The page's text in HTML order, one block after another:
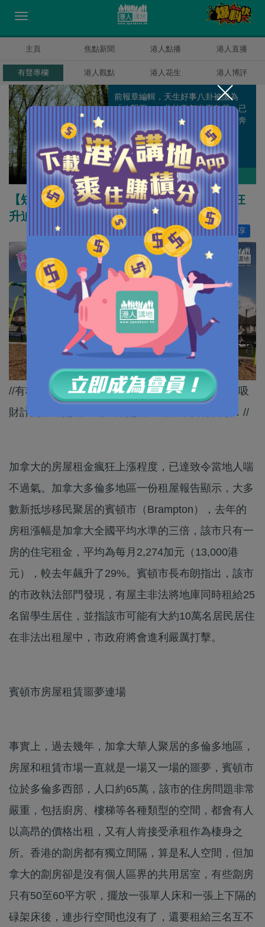
主頁 焦點新聞 港人點播 港人直播
有聲專欄 港人觀點 港人花生 港人博評
盧展常
前報章編輯，天生好事八卦被譏為
「八賢王」，曾於帝都遊學數載，已
過而立之年仍一事無成，每日為口奔
馳但仍渴望能走到天涯海角。
作者其他博評
【短片】【有聲專欄】盧展常：加拿大房租狂
升迫住劏房 移居港人嘆陷苦海
分享
讚好 2
//有移居加拿大港人發現，「救生艇方案」其實是吸
財計劃。還是這一句：路是自己選，不要再回頭！//
加拿大的房屋租金瘋狂上漲程度，已達致令當地人喘
不過氣。加拿大多倫多地區一份租屋報告顯示，大多
數新抵埗移民聚居的賓頓市（Brampton），去年的
房租漲幅是加拿大全國平均水準的三倍，該市只有一
房的住宅租金，平均為每月2,274加元（13,000港
元），較去年飆升了29%。賓頓市長布朗指出，該市
的市政執法部門發現，有屋主非法將地庫同時租給25
名留學生居住，並指該市可能有大約10萬名居民居住
在非法出租屋中，市政府將會進利嚴厲打擊。
賓頓市房屋租賃噩夢連場
事實上，過去幾年，加拿大華人聚居的多倫多地區，
房屋和租賃市場一直就是一場又一場的噩夢，賓頓市
位於多倫多西部，人口約65萬，該市的住房問題非常
嚴重，包括廚房、樓梯等各種類型的空間，都會有人
以高昂的價格出租，又有人肯接受承租作為棲身之
所。香港的劏房都有獨立間隔，算是私人空間，但加
拿大的劏房卻是沒有個人區界的共用居室，有些劏房
只有50至60平方呎，擺放一張單人床和一張上下隔的
碌架床後，連步行空間也沒有了，還要租給三名互不